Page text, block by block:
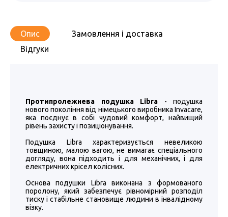
Опис
Замовлення і доставка
Відгуки
Протипролежнева подушка Libra - подушка
нового покоління від німецького виробника Invacare,
яка поєднує в собі чудовий комфорт, найвищий
рівень захисту і позиціонування.
Подушка Libra характеризується невеликою
товщиною, малою вагою, не вимагає спеціального
догляду, вона підходить і для механічних, і для
електричних крісел колісних.
Основа подушки Libra виконана з формованого
поролону, який забезпечує рівномірний розподіл
тиску і стабільне становище людини в інвалідному
візку.